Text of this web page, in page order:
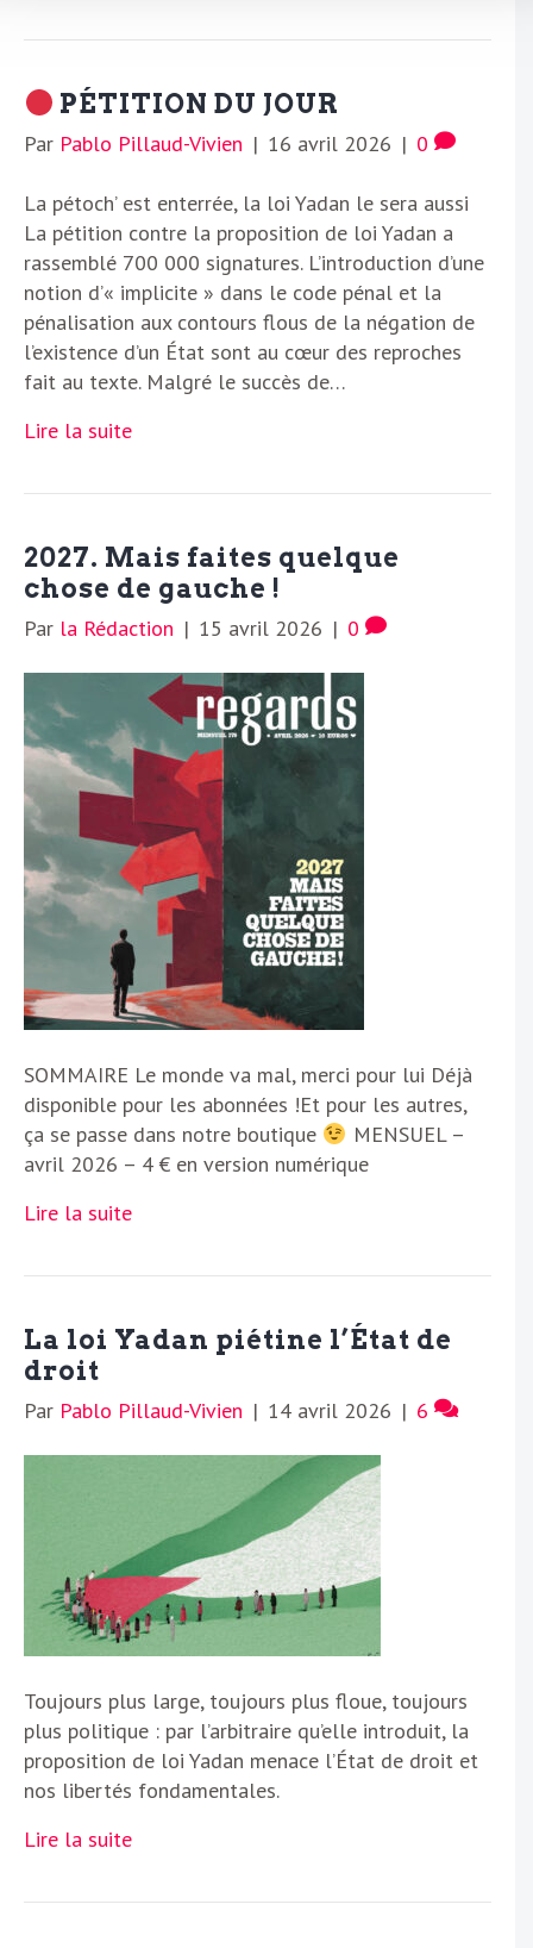
PÉTITION DU JOUR
Par Pablo Pillaud-Vivien | 16 avril 2026 | 0
La pétoch’ est enterrée, la loi Yadan le sera aussi
La pétition contre la proposition de loi Yadan a
rassemblé 700 000 signatures. L’introduction d’une
notion d’« implicite » dans le code pénal et la
pénalisation aux contours flous de la négation de
l’existence d’un État sont au cœur des reproches
fait au texte. Malgré le succès de…
Lire la suite
2027. Mais faites quelque
chose de gauche !
Par la Rédaction | 15 avril 2026 | 0
SOMMAIRE Le monde va mal, merci pour lui Déjà
disponible pour les abonnées !Et pour les autres,
ça se passe dans notre boutique
MENSUEL –
avril 2026 – 4 € en version numérique
Lire la suite
La loi Yadan piétine l’État de
droit
Par Pablo Pillaud-Vivien | 14 avril 2026 | 6
Toujours plus large, toujours plus floue, toujours
plus politique : par l’arbitraire qu’elle introduit, la
proposition de loi Yadan menace l’État de droit et
nos libertés fondamentales.
Lire la suite